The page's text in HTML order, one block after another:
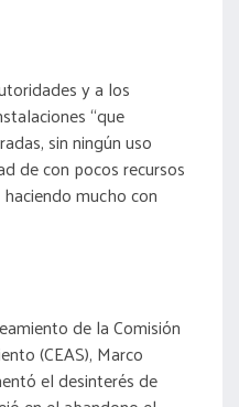
y a los
“que
sin ningún uso
de con pocos recursos
mucho con
de la Comisión
(CEAS), Marco
el desinterés de